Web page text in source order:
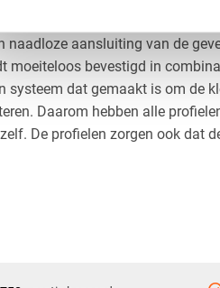
nodig?
naadloze aansluiting van de
moeiteloos bevestigd in
systeem dat gemaakt is om de
Daarom hebben alle
De profielen zorgen ook dat